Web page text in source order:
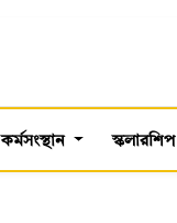
কর্মসংস্থান স্কলারশিপ